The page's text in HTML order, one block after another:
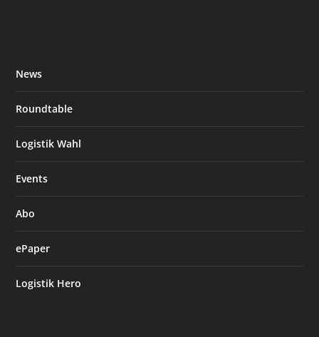
News
Roundtable
Logistik Wahl
Events
Abo
ePaper
Logistik Hero